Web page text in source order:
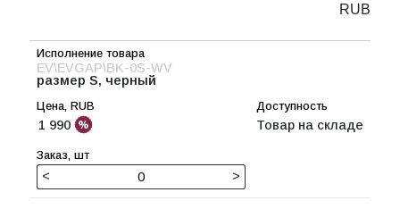
RUB
EV\EVGAP\BK-0S-WV
размер S, черный
1 990 Товар на складе
< >